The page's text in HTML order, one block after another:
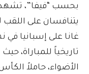
بحسب “فيفا”، تشهد
تاريخياً للمباراة،
الأضواء، حاملاً